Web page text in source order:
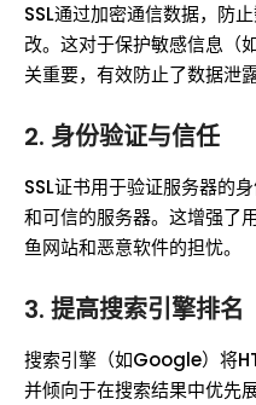
SSL通过加密通信数据，防
改。这对于保护敏感信息（
关重要，有效防止了数据泄
2. 身份验证与信任
SSL证书用于验证服务器的
和可信的服务器。这增强了
鱼网站和恶意软件的担忧。
3. 提高搜索引擎排名
搜索引擎（如Google）将
并倾向于在搜索结果中优先